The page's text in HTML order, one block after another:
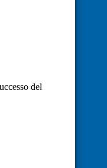
del